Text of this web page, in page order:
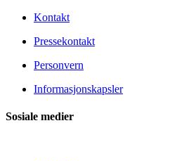
Kontakt
Pressekontakt
Personvern
Informasjonskapsler
Sosiale medier